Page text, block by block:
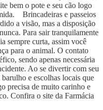
bem o pote e seu cão logo
Brincadeiras e passeios
a visão, mas a disposição
Para sair tranquilamente
sempre curta, assim você
para o animal. O contato
sendo apenas necessária
Ao se divertir com seu
e escolhas locais que
precisa de muito carinho e
Confira o site da Farmácia